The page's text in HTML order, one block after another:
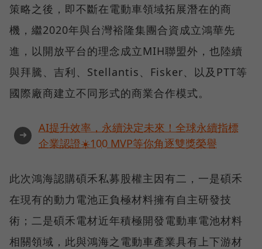
策略之後，即不斷在電動車領域拓展潛在的商
機，繼2020年與台灣裕隆集團合資成立鴻華先
進，以開放平台的理念成立MIH聯盟外，也陸續
與拜騰、吉利、Stellantis、Fisker、以及PTT等
國際廠商建立不同形式的商業合作模式。
➜
AI提升效率，永續決定未來！全球永續指標
企業認證☀️100 MVP等你角逐雙獎榮譽
此次鴻海認購碩禾私募股權主因有二，一是碩禾
在現有的動力電池正負極材料擁有自主研發技
術；二是碩禾電材近年積極開發電動車電池材料
相關領域，此與鴻海之電動車產業具有上下游材